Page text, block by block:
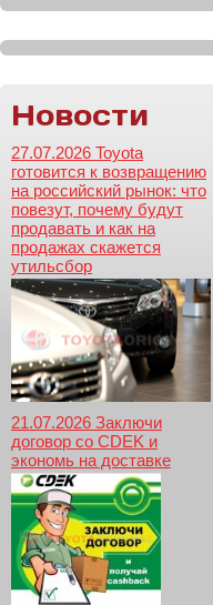
Новости
27.07.2026 Toyota
готовится к возвращению
на российский рынок: что
повезут, почему будут
продавать и как на
продажах скажется
утильсбор
21.07.2026 Заключи
договор со CDEK и
экономь на доставке